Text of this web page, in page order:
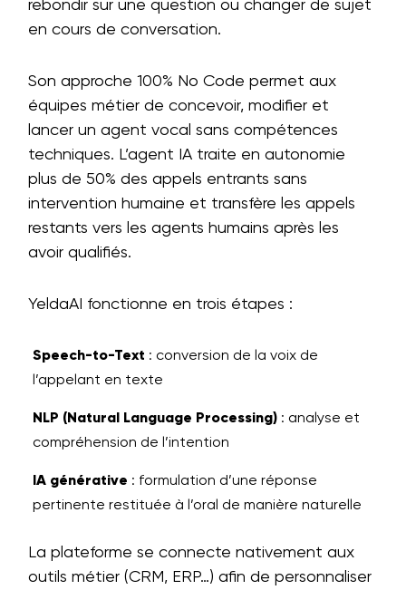
rebondir sur une question ou changer de sujet
en cours de conversation.
Son approche 100% No Code permet aux
équipes métier de concevoir, modifier et
lancer un agent vocal sans compétences
techniques. L’agent IA traite en autonomie
plus de 50% des appels entrants sans
intervention humaine et transfère les appels
restants vers les agents humains après les
avoir qualifiés.
YeldaAI fonctionne en trois étapes :
Speech-to-Text : conversion de la voix de
l’appelant en texte
NLP (Natural Language Processing) : analyse et
compréhension de l’intention
IA générative : formulation d’une réponse
pertinente restituée à l’oral de manière naturelle
La plateforme se connecte nativement aux
outils métier (CRM, ERP…) afin de personnaliser